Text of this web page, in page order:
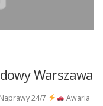
Warszawa
24/7
Awaria